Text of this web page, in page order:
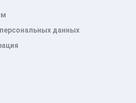
данных